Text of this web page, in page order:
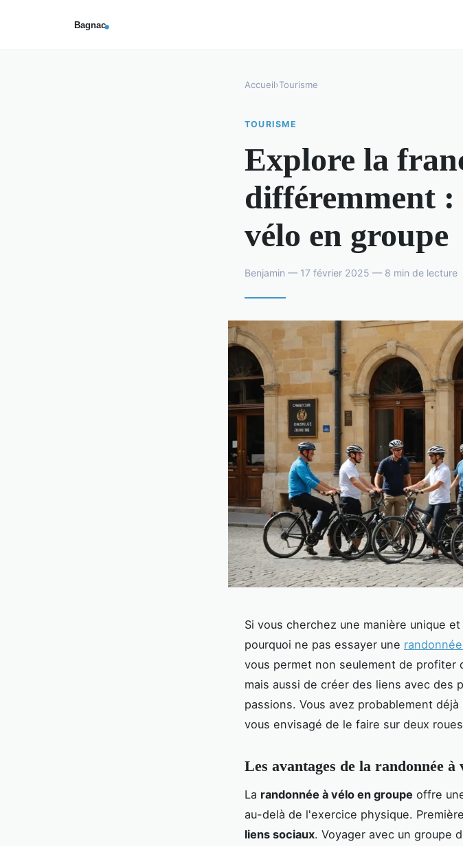
Accueil›Tourisme
TOURISME
Explore la
différemment :
vélo en groupe
Benjamin — 17 février 2025 — 8 min de lecture
Si vous cherchez une manière unique
pourquoi ne pas essayer une
vous permet non seulement de profiter
mais aussi de créer des liens avec des
passions. Vous avez probablement
vous envisagé de le faire sur deux
Les avantages de la randonnée à
La randonnée à vélo en groupe offre
au-delà de l'exercice physique.
liens sociaux. Voyager avec un groupe